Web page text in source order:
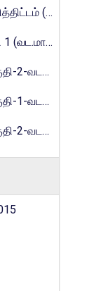
2019
- 2021
2023
2024
2024